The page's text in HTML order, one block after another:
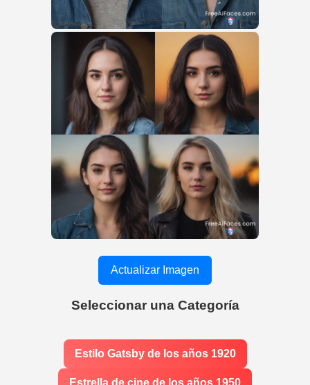
Actualizar Imagen
Seleccionar una Categoría
Estilo Gatsby de los años 1920